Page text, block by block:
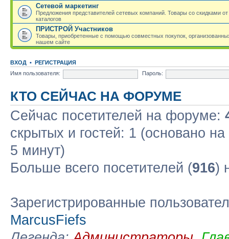
Сетевой маркетинг
Предложения представителей сетевых компаний. Товары со скидками
каталогов
ПРИСТРОЙ Участников
Товары, приобретенные с помощью совместных покупок,
нашем сайте
ВХОД • РЕГИСТРАЦИЯ
Имя пользователя:
Пароль:
КТО СЕЙЧАС НА ФОРУМЕ
Сейчас посетителей на форуме:
скрытых и гостей: 1 (основано
5 минут)
Больше всего посетителей (916)
Зарегистрированные
MarcusFiefs